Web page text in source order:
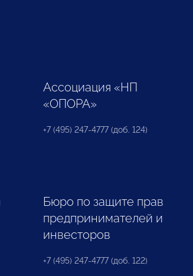
Ассоциация «НП
«ОПОРА»
+7 (495) 247-4777 (доб. 124)
Бюро по защите прав
предпринимателей и
инвесторов
+7 (495) 247-4777 (доб. 122)